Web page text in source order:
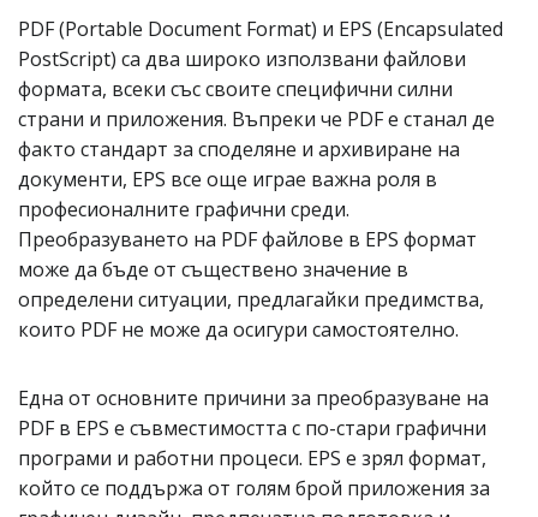
PDF (Portable Document Format) и EPS (Encapsulated
PostScript) са два широко използвани файлови
формата, всеки със своите специфични силни
страни и приложения. Въпреки че PDF е станал де
факто стандарт за споделяне и архивиране на
документи, EPS все още играе важна роля в
професионалните графични среди.
Преобразуването на PDF файлове в EPS формат
може да бъде от съществено значение в
определени ситуации, предлагайки предимства,
които PDF не може да осигури самостоятелно.
Една от основните причини за преобразуване на
PDF в EPS е съвместимостта с по-стари графични
програми и работни процеси. EPS е зрял формат,
който се поддържа от голям брой приложения за